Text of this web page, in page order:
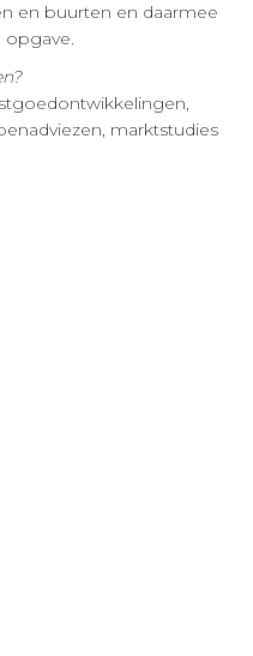
en buurten en daarmee
marktstudies